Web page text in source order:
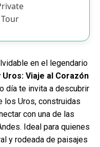
Tour
en el legendario
Uros: Viaje al Corazón
día te invita a descubrir
los Uros, construidas
con una de las
Ideal para quienes
y rodeada de paisajes